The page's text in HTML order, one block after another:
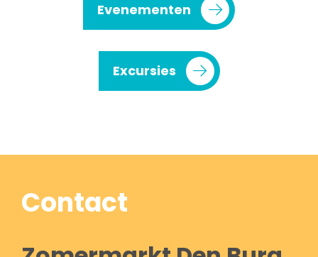
Evenementen
Excursies
Contact